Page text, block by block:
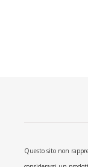
Questo sito non